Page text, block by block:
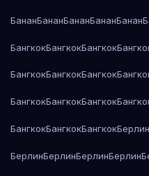
БананБананБананБананБанан
БангкокБангкокБангкок
БангкокБангкокБангкок
БангкокБангкокБангкок
БангкокБангкокБангкокБерлин
БерлинБерлинБерлинБерлин